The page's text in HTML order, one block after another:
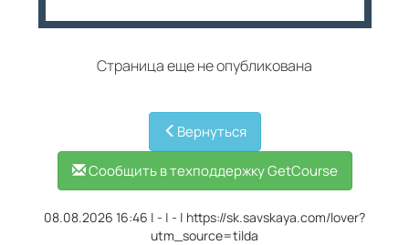
Страница еще не опубликована
Вернуться
Сообщить в техподдержку GetCourse
08.08.2026 16:46 | - | - | https://sk.savskaya.com/lover?
utm_source=tilda